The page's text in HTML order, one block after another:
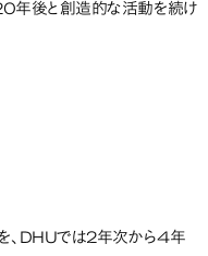
年後と創造的な活動を続け
、DHUでは2年次から4年